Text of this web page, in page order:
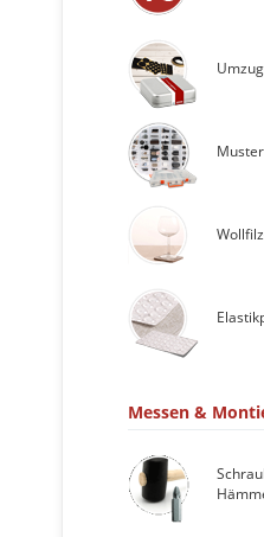
Messen &